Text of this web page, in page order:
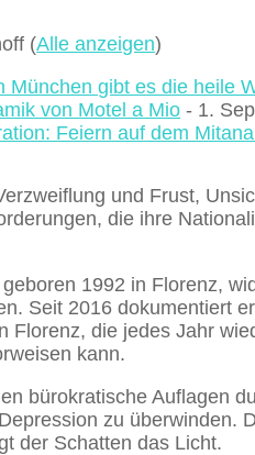
(Alle anzeigen)
München gibt es die heile
von Motel a Mio - 1.
Feiern auf dem
und Frust,
die ihre
1992 in Florenz,
Seit 2016 dokumentiert
Florenz, die jedes Jahr
kann.
bürokratische Auflagen
zu überwinden.
der Schatten das Licht.